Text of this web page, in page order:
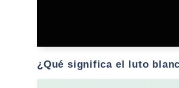
¿Qué significa el luto